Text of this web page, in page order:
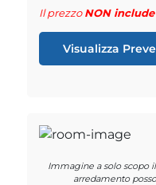
Il prezzoNON include
Visualizza
Immagine a solo scopo
arredamento